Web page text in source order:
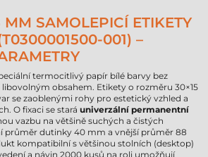
MM SAMOLEPICÍ ETIKETY
001) –
termocitlivý papír bílé barvy bez
obsahem. Etikety o rozměru 30×15
se zaoblenými rohy pro estetický vzhled a
O fixaci se stará univerzální permanentní
vazbu na většině suchých a čistých
průměr dutinky 40 mm a vnější průměr 88
kompatibilní s většinou stolních (desktop)
a návin 2000 kusů na roli umožňují